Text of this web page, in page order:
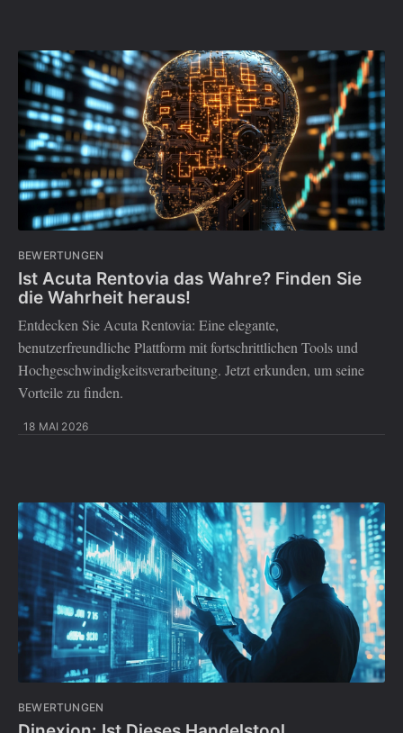
BEWERTUNGEN
Ist Acuta Rentovia das Wahre? Finden Sie
die Wahrheit heraus!
Entdecken Sie Acuta Rentovia: Eine elegante,
benutzerfreundliche Plattform mit fortschrittlichen Tools und
Hochgeschwindigkeitsverarbeitung. Jetzt erkunden, um seine
Vorteile zu finden.
18 MAI 2026
BEWERTUNGEN